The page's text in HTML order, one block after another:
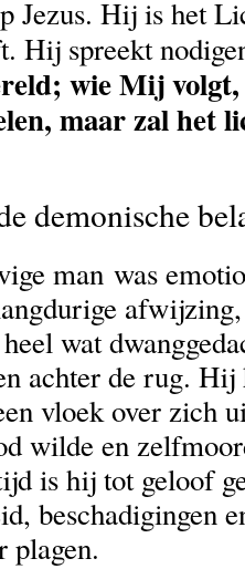
Jezus. Hij is het
Hij spreekt
wie Mij volgt,
maar zal het
demonische
man was
wat
achter de rug.
vloek over zich
wilde en
is hij tot geloof
beschadigingen
plagen.